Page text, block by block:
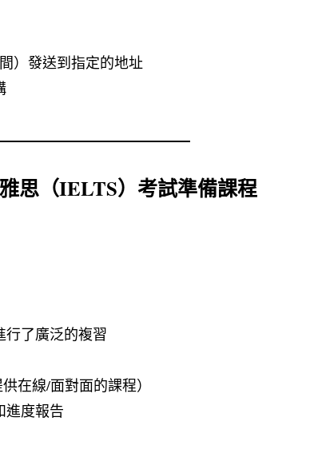
）發送到指定的地址
思（IELTS）考試準備課程
行了廣泛的複習
在線/面對面的課程）
進度報告